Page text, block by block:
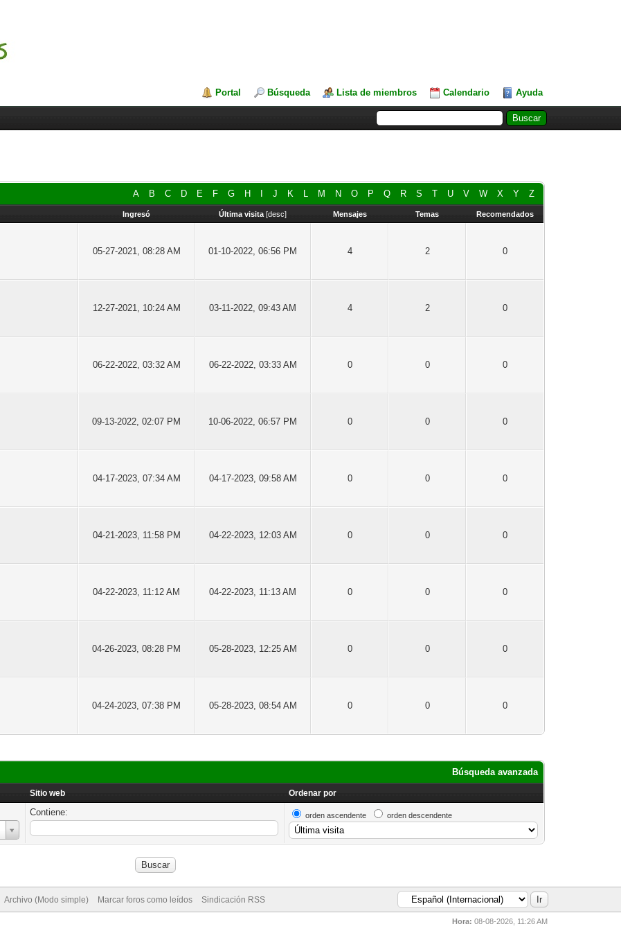
Portal Búsqueda Lista de miembros Calendario Ayuda
A B C D E F G H J K L M N O P Q R S T U V W X Y Z
Ingresó Última visita [desc] Mensajes Temas Recomendados
05-27-2021, 08:28 AM 01-10-2022, 06:56 PM 4 2 0
12-27-2021, 10:24 AM 03-11-2022, 09:43 AM 4 2 0
06-22-2022, 03:32 AM 06-22-2022, 03:33 AM 0 0 0
09-13-2022, 02:07 PM 10-06-2022, 06:57 PM 0 0 0
04-17-2023, 07:34 AM 04-17-2023, 09:58 AM 0 0 0
04-21-2023, 11:58 PM 04-22-2023, 12:03 AM 0 0 0
04-22-2023, 11:12 AM 04-22-2023, 11:13 AM 0 0 0
04-26-2023, 08:28 PM 05-28-2023, 12:25 AM 0 0 0
04-24-2023, 07:38 PM 05-28-2023, 08:54 AM 0 0 0
Búsqueda avanzada
Sitio web Ordenar por
Contiene: orden ascendente orden descendente
Archivo (Modo simple) Marcar foros como leídos Sindicación RSS
Hora: 08-08-2026, 11:26 AM